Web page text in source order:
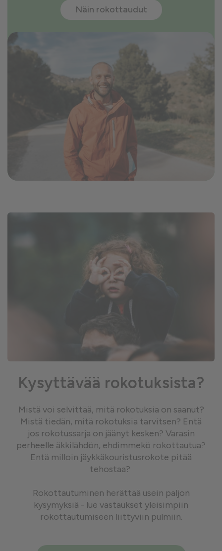
Näin rokottaudut
Kysyttävää rokotuksista?
Mistä voi selvittää, mitä rokotuksia on saanut?
Mistä tiedän, mitä rokotuksia tarvitsen? Entä
jos rokotussarja on jäänyt kesken? Varasin
perheelle äkkilähdön, ehdimmekö rokottautua?
Entä milloin jäykkäkouristusrokote pitää
tehostaa?
Rokottautuminen herättää usein paljon
kysymyksiä - lue vastaukset yleisimpiin
rokottautumiseen liittyviin pulmiin.